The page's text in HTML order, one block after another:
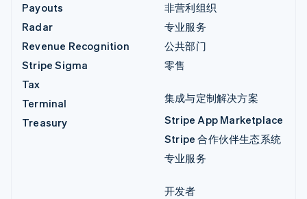
Payouts
Radar
Revenue Recognition
Stripe Sigma
Tax
Terminal
Treasury
非营利组织
专业服务
公共部门
零售
集成与定制解决方案
Stripe App Marketplace
Stripe 合作伙伴生态系统
专业服务
开发者